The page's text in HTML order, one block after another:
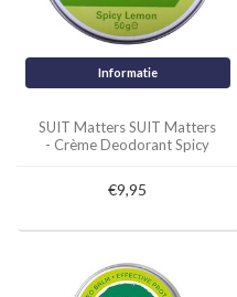
Informatie
SUIT Matters SUIT Matters
- Crème Deodorant Spicy
€9,95